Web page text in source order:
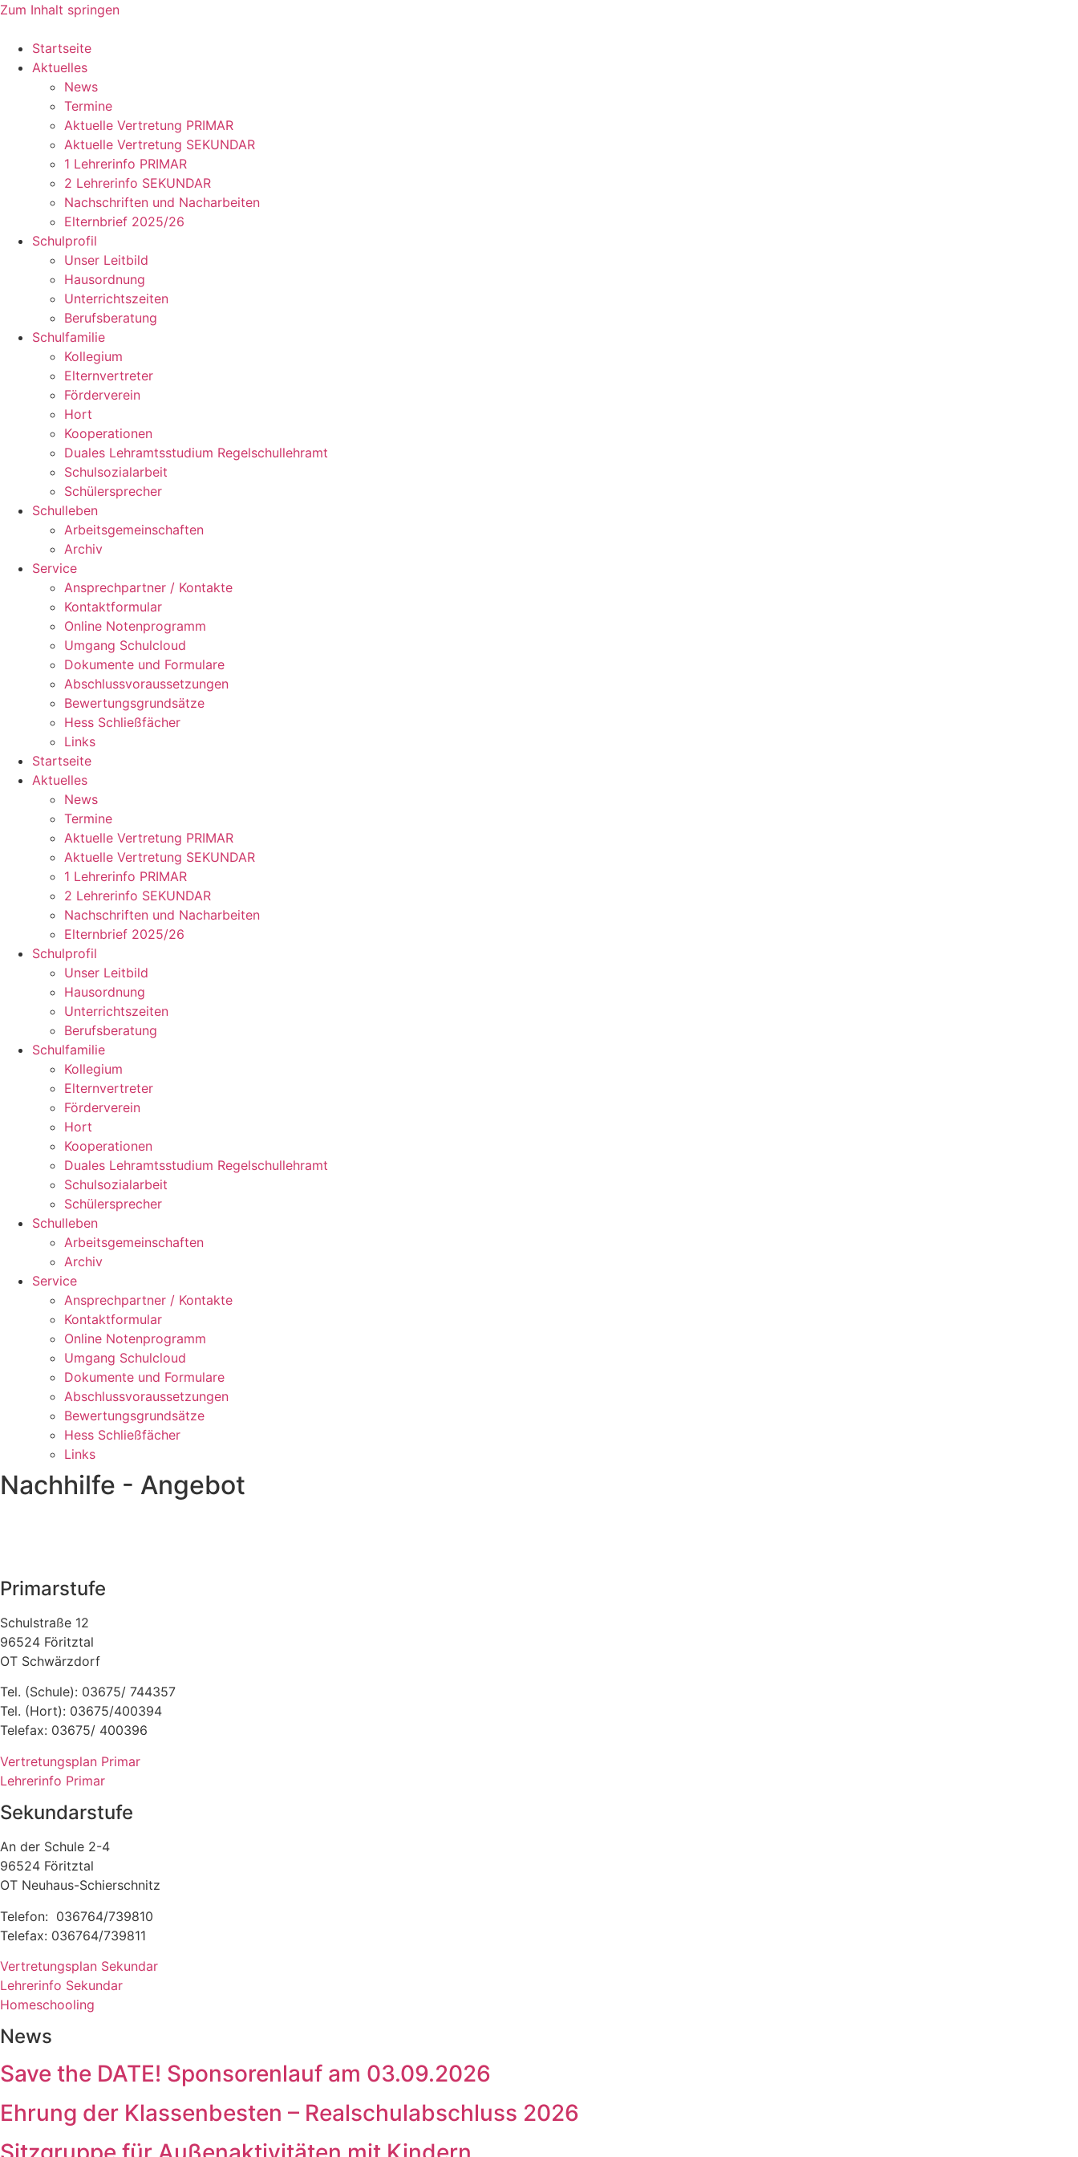
Zum Inhalt springen
Startseite
Aktuelles
News
Termine
Aktuelle Vertretung PRIMAR
Aktuelle Vertretung SEKUNDAR
1 Lehrerinfo PRIMAR
2 Lehrerinfo SEKUNDAR
Nachschriften und Nacharbeiten
Elternbrief 2025/26
Schulprofil
Unser Leitbild
Hausordnung
Unterrichtszeiten
Berufsberatung
Schulfamilie
Kollegium
Elternvertreter
Förderverein
Hort
Kooperationen
Duales Lehramtsstudium Regelschullehramt
Schulsozialarbeit
Schülersprecher
Schulleben
Arbeitsgemeinschaften
Archiv
Service
Ansprechpartner / Kontakte
Kontaktformular
Online Notenprogramm
Umgang Schulcloud
Dokumente und Formulare
Abschlussvoraussetzungen
Bewertungsgrundsätze
Hess Schließfächer
Links
Startseite
Aktuelles
News
Termine
Aktuelle Vertretung PRIMAR
Aktuelle Vertretung SEKUNDAR
1 Lehrerinfo PRIMAR
2 Lehrerinfo SEKUNDAR
Nachschriften und Nacharbeiten
Elternbrief 2025/26
Schulprofil
Unser Leitbild
Hausordnung
Unterrichtszeiten
Berufsberatung
Schulfamilie
Kollegium
Elternvertreter
Förderverein
Hort
Kooperationen
Duales Lehramtsstudium Regelschullehramt
Schulsozialarbeit
Schülersprecher
Schulleben
Arbeitsgemeinschaften
Archiv
Service
Ansprechpartner / Kontakte
Kontaktformular
Online Notenprogramm
Umgang Schulcloud
Dokumente und Formulare
Abschlussvoraussetzungen
Bewertungsgrundsätze
Hess Schließfächer
Links
Nachhilfe - Angebot
Primarstufe
Schulstraße 12
96524 Föritztal
OT Schwärzdorf
Tel. (Schule): 03675/ 744357
Tel. (Hort): 03675/400394
Telefax: 03675/ 400396
Vertretungsplan Primar
Lehrerinfo Primar
Sekundarstufe
An der Schule 2-4
96524 Föritztal
OT Neuhaus-Schierschnitz
Telefon: 036764/739810
Telefax: 036764/739811
Vertretungsplan Sekundar
Lehrerinfo Sekundar
Homeschooling
News
Save the DATE! Sponsorenlauf am 03.09.2026
Ehrung der Klassenbesten – Realschulabschluss 2026